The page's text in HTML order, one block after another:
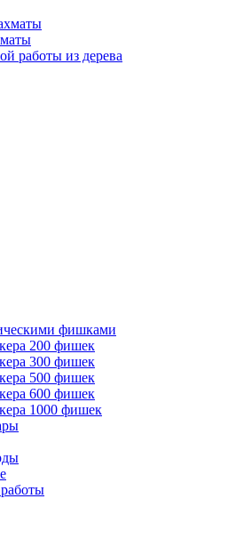
работы из дерева
фишками
200 фишек
300 фишек
500 фишек
600 фишек
1000 фишек